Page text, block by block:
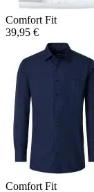
Comfort Fit
39,95 €
Comfort Fit